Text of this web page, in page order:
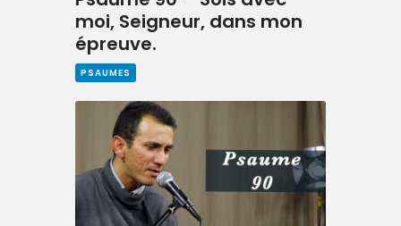
Nous aider
moi, Seigneur, dans mon
épreuve.
PSAUMES